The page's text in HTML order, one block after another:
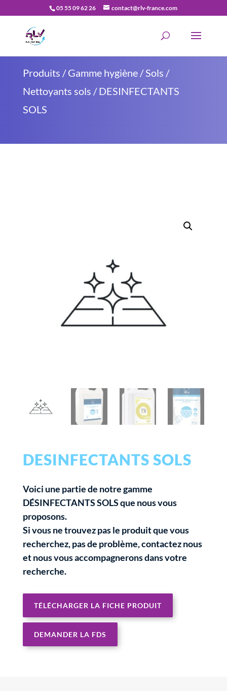
05 55 09 62 26 contact@rlv-france.com
Produits /Gamme hygiène/Sols /
Nettoyants sols / DESINFECTANTS
SOLS
DESINFECTANTS SOLS
Voici une partie de notre gamme
DÉSINFECTANTS SOLS que nous vous
proposons.
Si vous ne trouvez pas le produit que vous
recherchez, pas de problème, contactez nous
et nous vous accompagnerons dans votre
recherche.
TÉLÉCHARGER LA FICHE PRODUIT
DEMANDER LA FDS